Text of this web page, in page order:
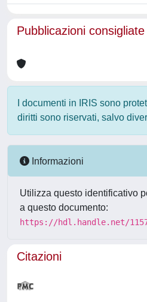
Pubblicazioni consigliate
I documenti in IRIS sono
diritti sono riservati, salvo
Informazioni
Utilizza questo identificativo
a questo documento:
https://hdl.handle.net/
Citazioni